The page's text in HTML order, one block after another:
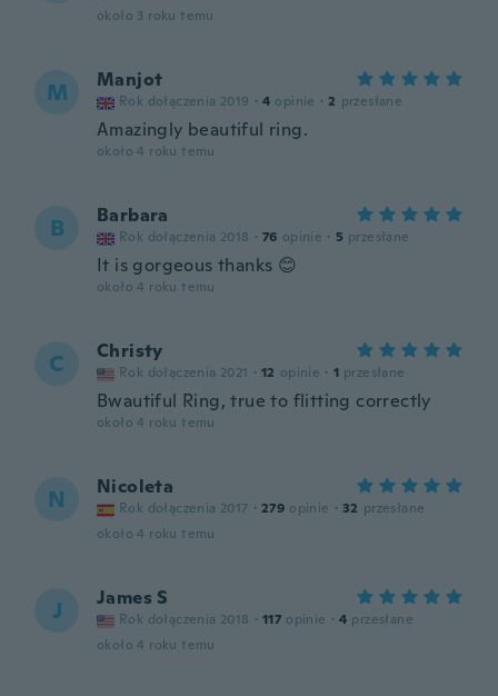
około 3 roku temu
M Manjot
Rok dołączenia 2019 · 4 opinie · 2 przesłane
Amazingly beautiful ring.
około 4 roku temu
B Barbara
Rok dołączenia 2018 · 76 opinie · 5 przesłane
It is gorgeous thanks 😊
około 4 roku temu
C Christy
Rok dołączenia 2021 · 12 opinie · 1 przesłane
Bwautiful Ring, true to flitting correctly
około 4 roku temu
N Nicoleta
Rok dołączenia 2017 · 279 opinie · 32 przesłane
około 4 roku temu
J James S
Rok dołączenia 2018 · 117 opinie · 4 przesłane
około 4 roku temu